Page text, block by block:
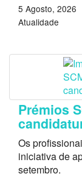
5 Agosto, 2026
Atualidade
Prémios
Os
iniciativa de
setembro.